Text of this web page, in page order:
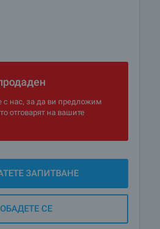
с нас, за да ви предложим
отговарят на вашите
ЗАПИТВАНЕ
ОБАДЕТЕ СЕ